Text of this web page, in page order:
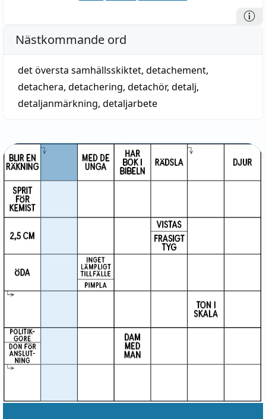
Nästkommande ord
det översta samhällsskiktet, detachement,
detachera, detachering, detachör, detalj,
detaljanmärkning, detaljarbete